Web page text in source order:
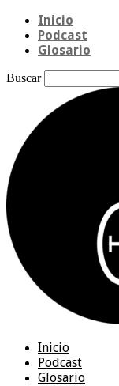
Inicio
Podcast
Glosario
Buscar
Inicio
Podcast
Glosario